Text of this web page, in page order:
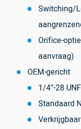
Switching/
Orifice-
aanvraag)
OEM-gericht
1/4″-28
Standaard